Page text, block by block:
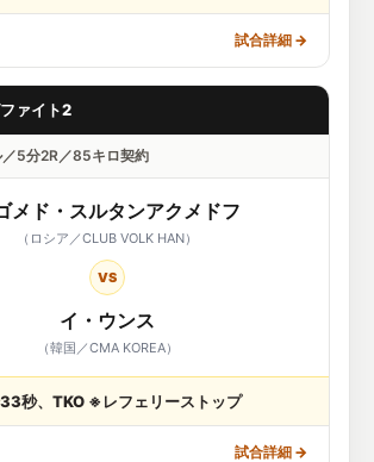
試合詳細 →
ァイト2
5分2R／85キロ契約
メド・スルタンアクメドフ
（ロシア／CLUB VOLK HAN）
VS
イ・ウンス
（韓国／CMA KOREA）
秒、TKO ※レフェリーストップ
試合詳細 →